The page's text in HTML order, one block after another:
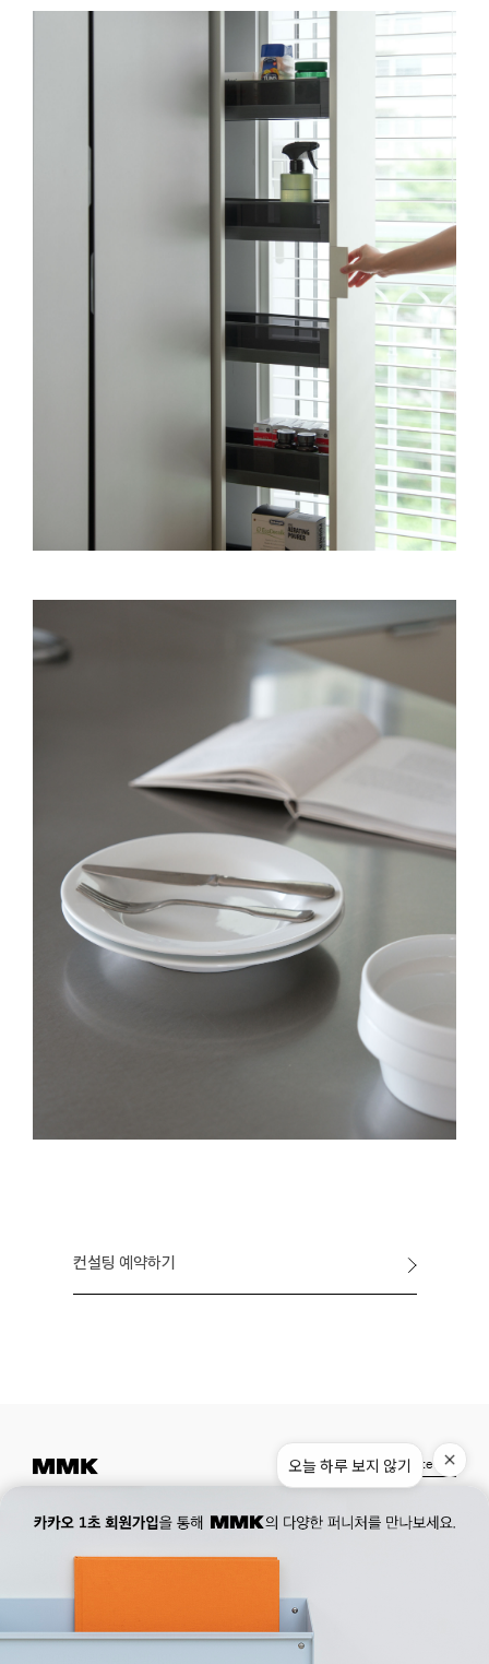
컨설팅 예약하기
대표자 : 박기민 사업자 등록번호 : 821-86-02281
Museum. 02. 777. 5887 Office.02. 777. 5778
177, Duteopbawi-ro, Yongsan-gu, Seoul, Korea
Official : hello@mmk-seoul.com
Instagram Pinterest